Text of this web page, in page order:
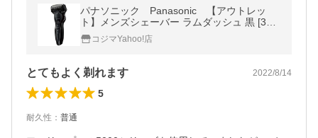
パナソニック Panasonic 【アウトレッ
ト】メンズシェーバー ラムダッシュ 黒 [3枚
刃 /AC100V-240V] ES-CST2T-K
コジマYahoo!店
とてもよく剃れます 2022/8/14
5
耐久性 ： 普通